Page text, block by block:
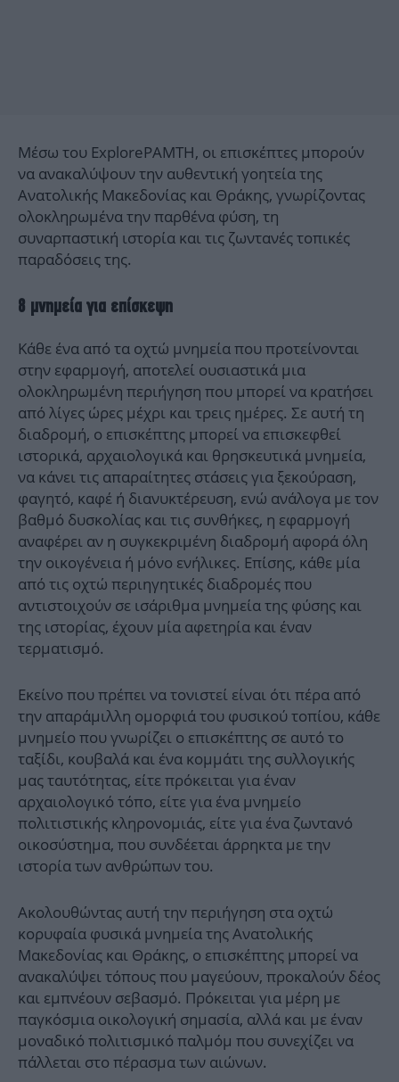
Μέσω του ExplorePAMTH, οι επισκέπτες μπορούν
να ανακαλύψουν την αυθεντική γοητεία της
Ανατολικής Μακεδονίας και Θράκης, γνωρίζοντας
ολοκληρωμένα την παρθένα φύση, τη
συναρπαστική ιστορία και τις ζωντανές τοπικές
παραδόσεις της.
8 μνημεία για επίσκεψη
Κάθε ένα από τα οχτώ μνημεία που προτείνονται
στην εφαρμογή, αποτελεί ουσιαστικά μια
ολοκληρωμένη περιήγηση που μπορεί να κρατήσει
από λίγες ώρες μέχρι και τρεις ημέρες. Σε αυτή τη
διαδρομή, ο επισκέπτης μπορεί να επισκεφθεί
ιστορικά, αρχαιολογικά και θρησκευτικά μνημεία,
να κάνει τις απαραίτητες στάσεις για ξεκούραση,
φαγητό, καφέ ή διανυκτέρευση, ενώ ανάλογα με τον
βαθμό δυσκολίας και τις συνθήκες, η εφαρμογή
αναφέρει αν η συγκεκριμένη διαδρομή αφορά όλη
την οικογένεια ή μόνο ενήλικες. Επίσης, κάθε μία
από τις οχτώ περιηγητικές διαδρομές που
αντιστοιχούν σε ισάριθμα μνημεία της φύσης και
της ιστορίας, έχουν μία αφετηρία και έναν
τερματισμό.
Εκείνο που πρέπει να τονιστεί είναι ότι πέρα από
την απαράμιλλη ομορφιά του φυσικού τοπίου, κάθε
μνημείο που γνωρίζει ο επισκέπτης σε αυτό το
ταξίδι, κουβαλά και ένα κομμάτι της συλλογικής
μας ταυτότητας, είτε πρόκειται για έναν
αρχαιολογικό τόπο, είτε για ένα μνημείο
πολιτιστικής κληρονομιάς, είτε για ένα ζωντανό
οικοσύστημα, που συνδέεται άρρηκτα με την
ιστορία των ανθρώπων του.
Ακολουθώντας αυτή την περιήγηση στα οχτώ
κορυφαία φυσικά μνημεία της Ανατολικής
Μακεδονίας και Θράκης, ο επισκέπτης μπορεί να
ανακαλύψει τόπους που μαγεύουν, προκαλούν δέος
και εμπνέουν σεβασμό. Πρόκειται για μέρη με
παγκόσμια οικολογική σημασία, αλλά και με έναν
μοναδικό πολιτισμικό παλμόμ που συνεχίζει να
πάλλεται στο πέρασμα των αιώνων.